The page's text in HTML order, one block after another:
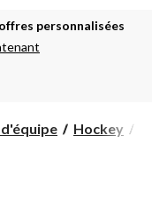
personnalisées
Hockey